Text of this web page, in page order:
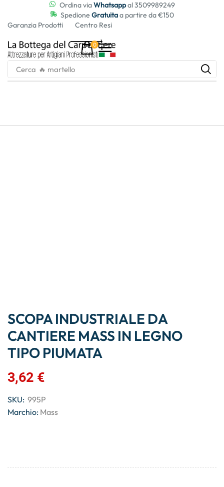
Ordina viaWhatsappal 3509989249
Spedione Gratuitaa partire da €150
Garanzia Prodotti
Centro Resi
0
Cerca 🔥 martello
SCOPA INDUSTRIALE DA
CANTIERE MASS IN LEGNO
TIPO PIUMATA
3,62 €
SKU: 995P
Marchio: Mass